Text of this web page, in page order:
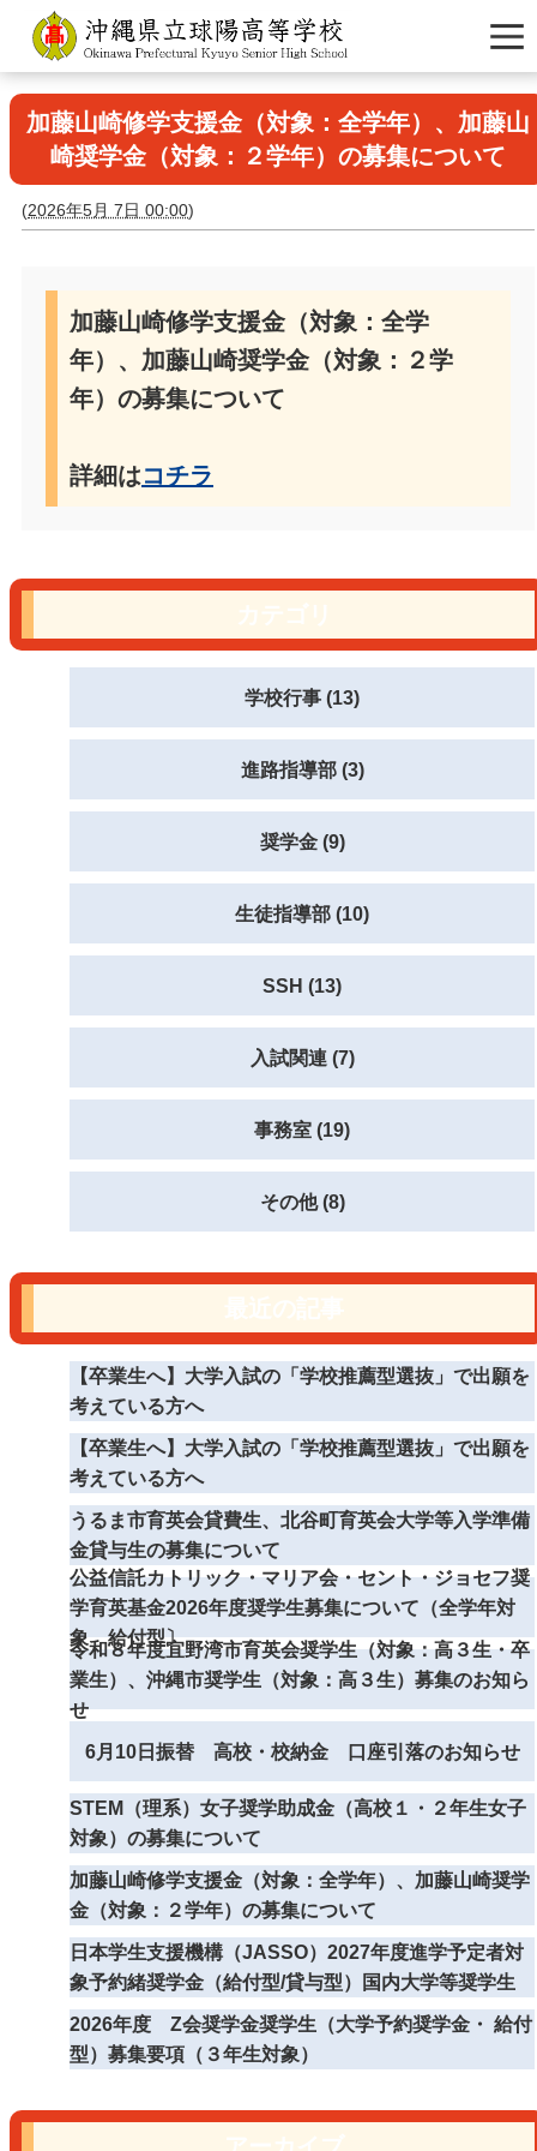
加藤山崎修学支援金（対象：全学年）、加藤山
崎奨学金（対象：２学年）の募集について
(2026年5月 7日 00:00)
加藤山崎修学支援金（対象：全学
年）、加藤山崎奨学金（対象：２学
年）の募集について
詳細はコチラ
学校行事 (13)
進路指導部 (3)
奨学金 (9)
生徒指導部 (10)
SSH (13)
入試関連 (7)
事務室 (19)
その他 (8)
【卒業生へ】大学入試の「学校推薦型選抜」で出願を
考えている方へ
【卒業生へ】大学入試の「学校推薦型選抜」で出願を
考えている方へ
うるま市育英会貸費生、北谷町育英会大学等入学準備
金貸与生の募集について
公益信託カトリック・マリア会・セント・ジョセフ奨
学育英基金2026年度奨学生募集について（全学年対
象 給付型〕
令和８年度宜野湾市育英会奨学生（対象：高３生・卒
業生）、沖縄市奨学生（対象：高３生）募集のお知ら
せ
6月10日振替 高校・校納金 口座引落のお知らせ
STEM（理系）女子奨学助成金（高校１・２年生女子
対象）の募集について
加藤山崎修学支援金（対象：全学年）、加藤山崎奨学
金（対象：２学年）の募集について
日本学生支援機構（JASSO）2027年度進学予定者対
象予約緒奨学金（給付型/貸与型）国内大学等奨学生
2026年度 Z会奨学金奨学生（大学予約奨学金・ 給付
型）募集要項（３年生対象）